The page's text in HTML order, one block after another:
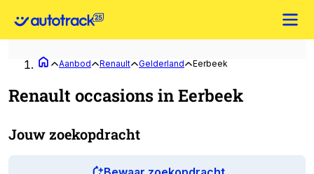
Aanbod Renault Gelderland Eerbeek
Renault occasions in Eerbeek
Jouw zoekopdracht